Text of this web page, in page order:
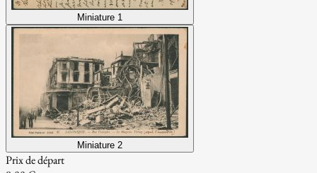
Miniature 1
Miniature 2
Prix de départ